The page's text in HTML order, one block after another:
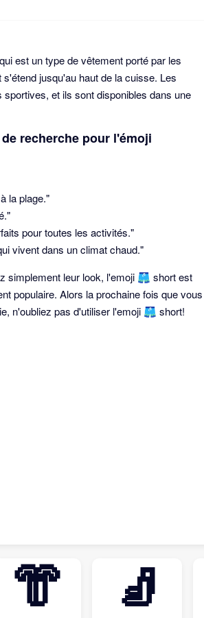
est un type de vêtement porté par les
jusqu'au haut de la cuisse. Les
et ils sont disponibles dans une
recherche pour l'émoji
la plage."
pour toutes les activités."
vivent dans un climat chaud."
simplement leur look, l'emoji 🩳 short est
populaire. Alors la prochaine fois que vous
n'oubliez pas d'utiliser l'emoji 🩳 short!
👘 🧦